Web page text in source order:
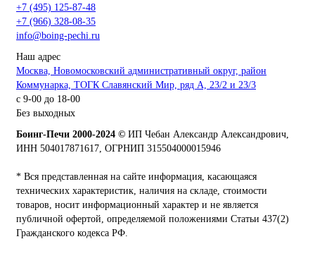
+7 (495) 125-87-48
+7 (966) 328-08-35
info@boing-pechi.ru
Наш адрес
Москва, Новомосковский административный округ, район
Коммунарка, ТОГК Славянский Мир, ряд А, 23/2 и 23/3
с 9-00 до 18-00
Без выходных
Боинг-Печи 2000-2024 © ИП Чебан Александр Александрович,
ИНН 504017871617, ОГРНИП 315504000015946
* Вся представленная на сайте информация, касающаяся
технических характеристик, наличия на складе, стоимости
товаров, носит информационный характер и не является
публичной офертой, определяемой положениями Статьи 437(2)
Гражданского кодекса РФ.